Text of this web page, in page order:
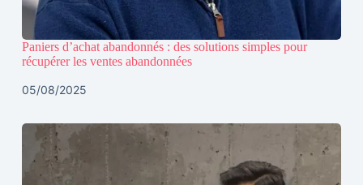
Paniers d’achat abandonnés : des solutions simples pour
récupérer les ventes abandonnées
05/08/2025